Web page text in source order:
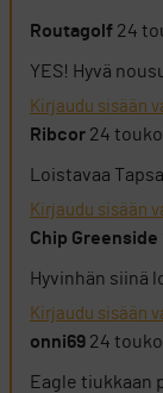
Routagolf 24
YES! Hyvä
Kirjaudu sisään
Ribcor 24
Loistavaa
Kirjaudu sisään
Chip Greenside
Hyvinhän siinä
Kirjaudu sisään
onni69 24
Eagle tiukkaan